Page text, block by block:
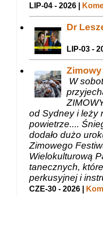
LIP-04 - 2026 |
Dr
LIP-03 -
W
od Sydney i leży
powietrze....
dodało dużo
Zimowego
Wielokulturową
tanecznych,
perkusyjnej i
CZE-30 - 2026 |